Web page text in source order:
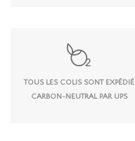
TOUS LES COLIS SONT EXPÉDIÉ
CARBON-NEUTRAL PAR UPS